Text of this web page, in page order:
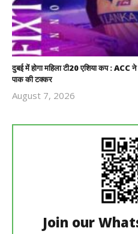
दुबई में होगा महिला टी20 एशिया कप : ACC
पाक की टक्कर
August 7, 2026
Join our